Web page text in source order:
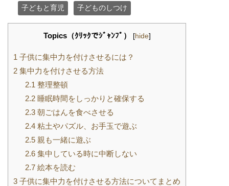
子どもと育児 子どものしつけ
Topics（ｸﾘｯｸでｼﾞｬﾝﾌﾟ） [hide]
1 子供に集中力を付けさせるには？
2 集中力を付けさせる方法
2.1 整理整頓
2.2睡眠時間をしっかりと確保する
2.3朝ごはんを食べさせる
2.4粘土やパズル、お手玉で遊ぶ
2.5親も一緒に遊ぶ
2.6集中している時に中断しない
2.7絵本を読む
3 子供に集中力を付けさせる方法についてまとめ